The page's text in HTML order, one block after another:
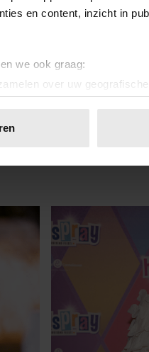
en content, inzicht in
we ook graag:
over uw
door het actief te
wijzigen of intrekken
content en advertenties
Ook delen we
Deze partners
verzameld op basis van
op Royalty